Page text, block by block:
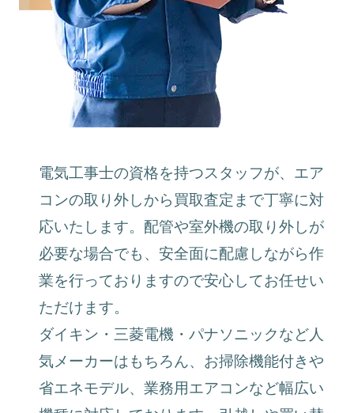
電気工事士の資格を持つスタッフが、エア
コンの取り外しから買取査定まで丁寧に対
応いたします。配管や室外機の取り外しが
必要な場合でも、安全面に配慮しながら作
業を行っておりますので安心してお任せい
ただけます。
ダイキン・三菱電機・パナソニックなど人
気メーカーはもちろん、お掃除機能付きや
省エネモデル、業務用エアコンなど幅広い